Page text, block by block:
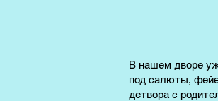
В нашем дворе
под салюты,
детвора с